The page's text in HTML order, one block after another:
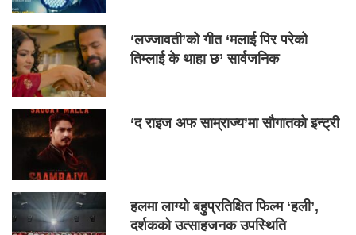
‘लज्जावती’को गीत ‘मलाई पिर परेको
तिम्लाई के थाहा छ’ सार्वजनिक
‘द राइज अफ साम्राज्य’मा सौगातको इन्ट्री
हलमा लाग्यो बहुप्रतिक्षित फिल्म ‘हली’,
दर्शकको उत्साहजनक उपस्थिति